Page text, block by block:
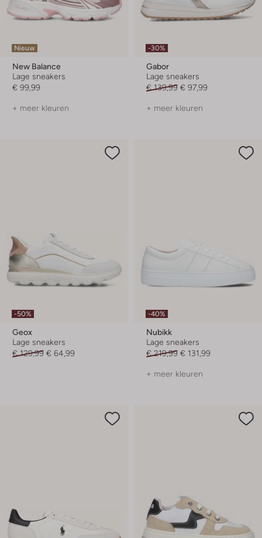
Nieuw
New Balance
Lage sneakers
€ 99,99
+ meer kleuren
-30%
Gabor
Lage sneakers
€ 139,99 € 97,99
+ meer kleuren
-50%
Geox
Lage sneakers
€ 129,99 € 64,99
-40%
Nubikk
Lage sneakers
€ 219,99 € 131,99
+ meer kleuren